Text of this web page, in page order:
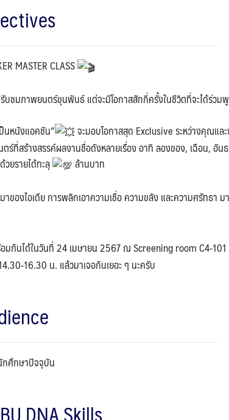
MASTER CLASS
บชมภาพยนตร์ขุนพันธ์ แต่จะมีโอกาสสักกี่ครั้งในชีวิตที่จะได้ร่ว
นหนังแอคชัน”
จะมอบโอกาสสุด Exclusive ระหว่างคุณแล
ร์ที่สร้างสรรค์ผลงานชื่อดังหลายเรื่อง อาทิ ลองของ, เฉือน, อั
ยรายได้ทะลุ
ล้านบาท
าของไอเดีย การพลิกเอาความเชื่อ ความขลัง และความศรัทธา
กันได้ในวันที่ 24 เมษายน 2567 ณ Screening room C4-
16.30 น. แล้วมาเจอกันเยอะ ๆ นะครับ
ศึกษาปัจจุบัน